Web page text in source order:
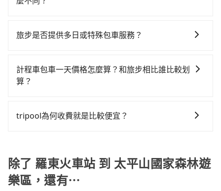
位用戶卻遲遲尚未歸還，又或者要還車時卻偏偏找不到
際使用時還是有其區域的限制，實際可停靠的地點與你
的上下車地點仍有段距離，在遇到下雨天或者載行李
程車司機不跳錶計費的風險，如你們人數在五人以上，
完後預定就完成，事先不用電話確認空房，事後也不用
賣的現象，便有可能到了現場卻沒房可住的窘境，所以
在預定時要不選擇評分高、評論多的飯店，不然就是還
得便宜，但缺點就是多數要匯款並再人工確認。假如不
策，讓您在規劃行程時能更無後顧之憂。無論您是要前
tripool旅步絕對是您值得信任的不二選擇！
字的「R」開頭，受車隊嚴格管理及審核後才可入隊，成
相關法規。
旅步是否提供多日或特殊包車服務？
專人回覆您。
計程車包車一天價格怎麼算？和旅步相比誰比較划
算？
格通常是根據時間或距離來計算，而且在不同城市和地
下，旅步的包車服務價格相對更為透明和具體，一般是
按照包車時間和里程、車型來計費，價格在網站上公開
透明，方便客戶可以更加準確地了解行程所需時間和費
tripool為何收費就是比較便宜？
因為司機素質比較差、車上會有煙味、或者車齡過大，
但事實恰恰相反。tripool不僅有嚴密的篩選機制，定期
淘汰顧客評分較低的司機，且車輛均要求5年內新車，司
除了 羅東火車站 到 太平山國家森林遊
樂區，還有⋯